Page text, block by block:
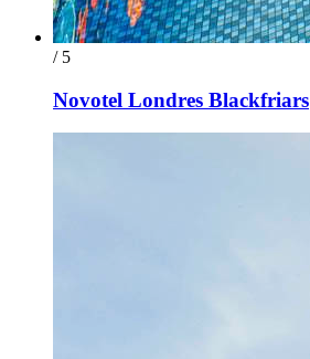
/ 5
Novotel Londres Blackfriars